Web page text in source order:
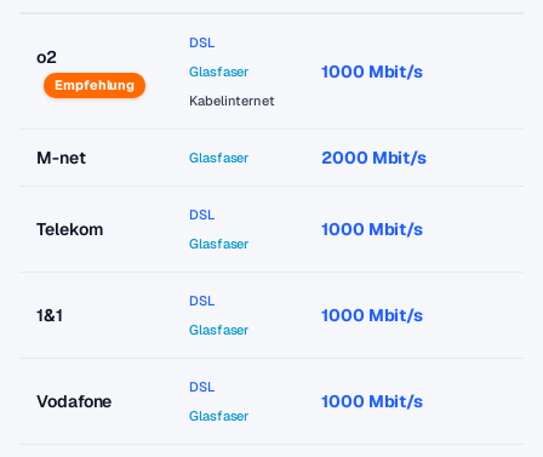
o2
Empfehlung
DSL
Glasfaser
Kabelinternet
1000 Mbit/s
M-net Glasfaser 2000 Mbit/s
Telekom
DSL
Glasfaser
1000 Mbit/s
1&1
DSL
Glasfaser
1000 Mbit/s
Vodafone
DSL
Glasfaser
1000 Mbit/s